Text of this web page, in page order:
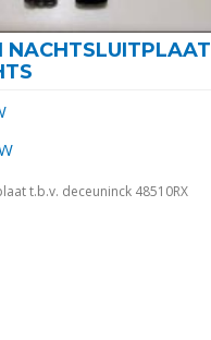
NACHTSLUITPLAAT
t.b.v. deceuninck 48510RX